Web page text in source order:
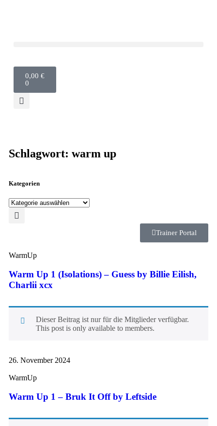
0,00 €
0
Schlagwort: warm up
Kategorien
Trainer Portal
WarmUp
Warm Up 1 (Isolations) – Guess by Billie Eilish,
Charlii xcx
Dieser Beitrag ist nur für die Mitglieder verfügbar.
This post is only available to members.
26. November 2024
WarmUp
Warm Up 1 – Bruk It Off by Leftside